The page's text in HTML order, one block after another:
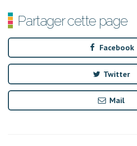
Partager cette page
Facebook
Twitter
Mail